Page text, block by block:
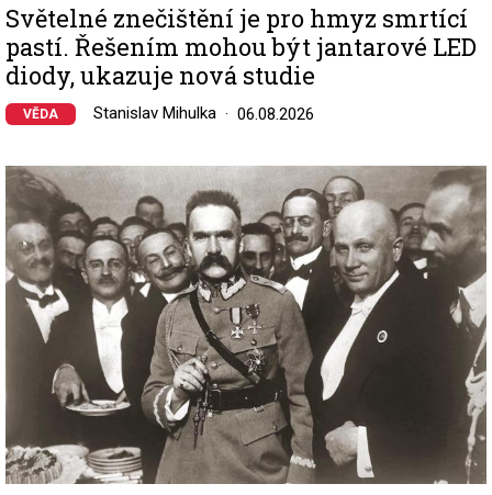
Světelné znečištění je pro hmyz smrtící
pastí. Řešením mohou být jantarové LED
diody, ukazuje nová studie
VĚDA Stanislav Mihulka 06.08.2026
Image